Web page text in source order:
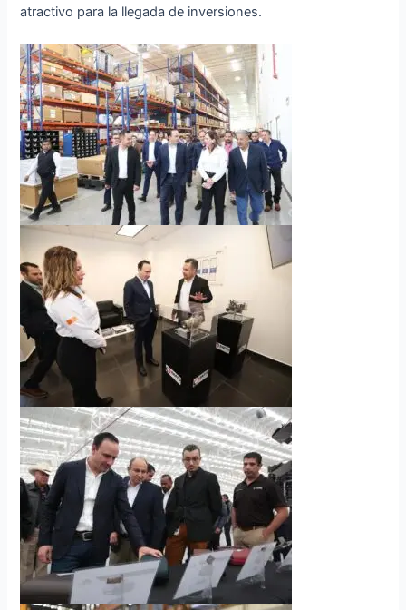
atractivo para la llegada de inversiones.